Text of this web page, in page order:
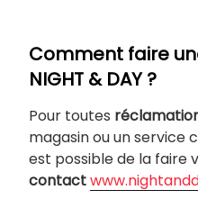
Comment faire
NIGHT & DAY ?
Pour toutes
magasin ou un service
est possible de la faire
contact